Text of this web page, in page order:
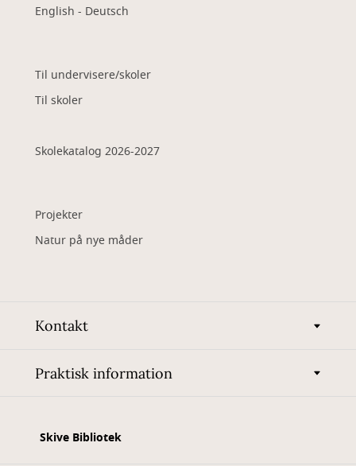
English - Deutsch
Til undervisere/skoler
Til skoler
Skolekatalog 2026-2027
Projekter
Natur på nye måder
Kontakt
Praktisk information
Skive Bibliotek